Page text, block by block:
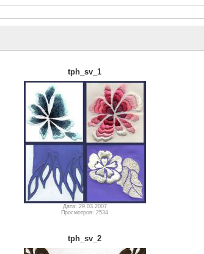
tph_sv_1
Дата: 29.03.2007
Просмотров: 2534
tph_sv_2